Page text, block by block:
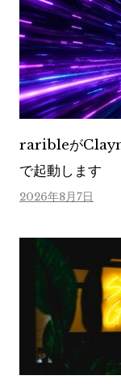
raribleが
で起動します
2026年8月7日